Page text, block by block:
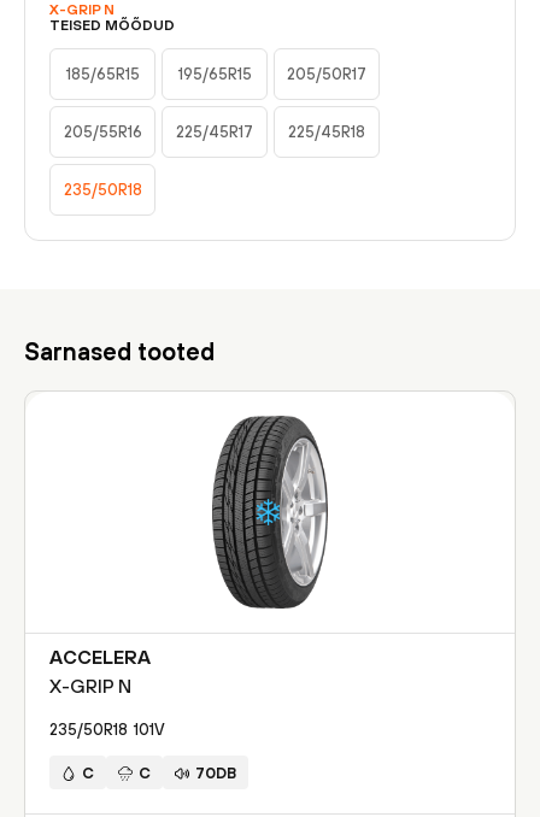
X-GRIP N
TEISED MÕÕDUD
185/65R15 195/65R15 205/50R17
205/55R16 225/45R17 225/45R18
235/50R18
Sarnased tooted
ACCELERA
X-GRIP N
235/50R18 101V
C C 70DB